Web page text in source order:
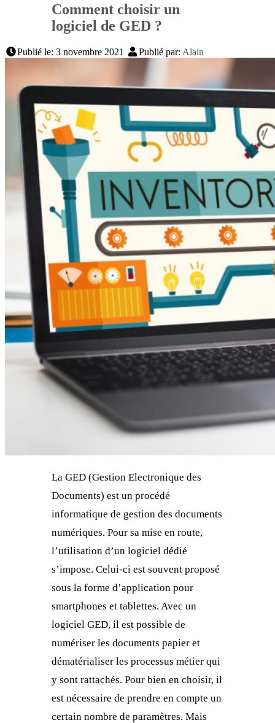
Comment choisir un
logiciel de GED ?
Publié le: 3 novembre 2021 Publié par: Alain
La GED (Gestion Electronique des
Documents) est un procédé
informatique de gestion des documents
numériques. Pour sa mise en route,
l’utilisation d’un logiciel dédié
s’impose. Celui-ci est souvent proposé
sous la forme d’application pour
smartphones et tablettes. Avec un
logiciel GED, il est possible de
numériser les documents papier et
dématérialiser les processus métier qui
y sont rattachés. Pour bien en choisir, il
est nécessaire de prendre en compte un
certain nombre de paramètres. Mais